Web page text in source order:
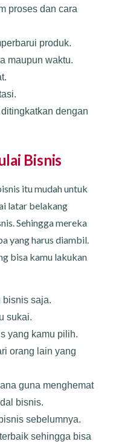
proses dan cara
produk.
maupun waktu.
dengan
Bisnis
itu mudah untuk
latar belakang
Sehingga mereka
yang harus diambil.
bisa kamu lakukan
bisnis saja.
sukai.
yang kamu pilih.
orang lain yang
guna menghemat
bisnis.
sebelumnya.
sehingga bisa